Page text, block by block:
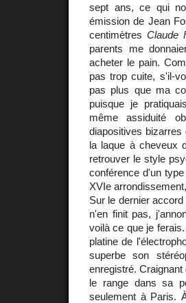
sept ans, ce qui
émission de Jean
centimètres Claude
parents me
acheter le pain.
pas trop cuite, s'il-
pas plus que ma
puisque je
même assiduité
diapositives bizarres
la laque à cheveux
retrouver le style
conférence d'un
XVIe
Sur le dernier accord
n'en finit pas,
voilà ce que je
platine de
superbe son
enregistré.
le range dans sa
seulement à Paris.